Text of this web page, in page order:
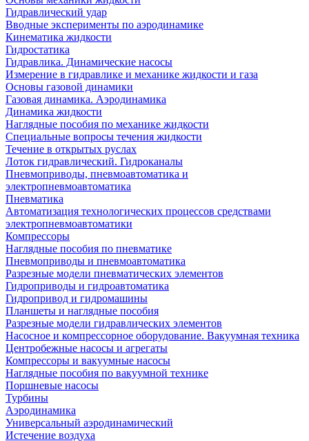
Гидравлический удар
Вводные эксперименты по аэродинамике
Кинематика жидкости
Гидростатика
Гидравлика. Динамические насосы
Измерение в гидравлике и механике жидкости и газа
Основы газовой динамики
Газовая динамика. Аэродинамика
Динамика жидкости
Наглядные пособия по механике жидкости
Специальные вопросы течения жидкости
Течение в открытых руслах
Лоток гидравлический. Гидроканалы
Пневмоприводы, пневмоавтоматика и
электропневмоавтоматика
Пневматика
Автоматизация технологических процессов средствами
электропневмоавтоматики
Компрессоры
Наглядные пособия по пневматике
Пневмоприводы и пневмоавтоматика
Разрезные модели пневматических элементов
Гидроприводы и гидроавтоматика
Гидропривод и гидромашины
Планшеты и наглядные пособия
Разрезные модели гидравлических элементов
Насосное и компрессорное оборудование. Вакуумная техника
Центробежные насосы и агрегаты
Компрессоры и вакуумные насосы
Наглядные пособия по вакуумной технике
Поршневые насосы
Турбины
Аэродинамика
Универсальный аэродинамический
Истечение воздуха